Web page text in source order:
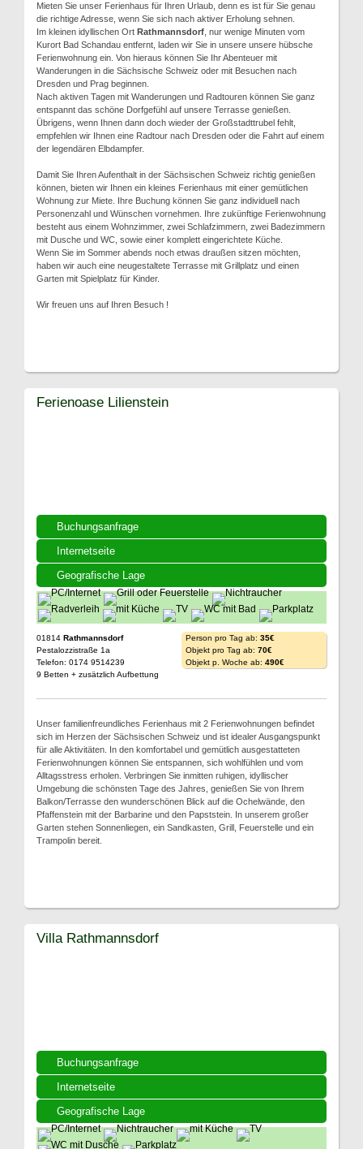
Mieten Sie unser Ferienhaus für Ihren Urlaub, denn es ist für Sie genau
die richtige Adresse, wenn Sie sich nach aktiver Erholung sehnen.
Im kleinen idyllischen Ort Rathmannsdorf , nur wenige Minuten vom
Kurort Bad Schandau entfernt, laden wir Sie in unsere unsere hübsche
Ferienwohnung ein. Von hieraus können Sie Ihr Abenteuer mit
Wanderungen in die Sächsische Schweiz oder mit Besuchen nach
Dresden und Prag beginnen.
Nach aktiven Tagen mit Wanderungen und Radtouren können Sie ganz
entspannt das schöne Dorfgefühl auf unsere Terrasse genießen.
Übrigens, wenn Ihnen dann doch wieder der Großstadttrubel fehlt,
empfehlen wir Ihnen eine Radtour nach Dresden oder die Fahrt auf einem
der legendären Elbdampfer.
Damit Sie Ihren Aufenthalt in der Sächsischen Schweiz richtig genießen
können, bieten wir Ihnen ein kleines Ferienhaus mit einer gemütlichen
Wohnung zur Miete. Ihre Buchung können Sie ganz individuell nach
Personenzahl und Wünschen vornehmen. Ihre zukünftige Ferienwohnung
besteht aus einem Wohnzimmer, zwei Schlafzimmern, zwei Badezimmern
mit Dusche und WC, sowie einer komplett eingerichtete Küche.
Wenn Sie im Sommer abends noch etwas draußen sitzen möchten,
haben wir auch eine neugestaltete Terrasse mit Grillplatz und einen
Garten mit Spielplatz für Kinder.
Wir freuen uns auf Ihren Besuch !
Buchungsanfrage
Internetseite
Geografische Lage
Ferienoase Lilienstein
01814 Rathmannsdorf
Pestalozzistraße 1a
Telefon: 0174 9514239
9 Betten + zusätzlich Aufbettung
Person pro Tag ab: 35€
Objekt pro Tag ab: 70€
Objekt p. Woche ab: 490€
Unser familienfreundliches Ferienhaus mit 2 Ferienwohnungen befindet
sich im Herzen der Sächsischen Schweiz und ist idealer Ausgangspunkt
für alle Aktivitäten. In den komfortabel und gemütlich ausgestatteten
Ferienwohnungen können Sie entspannen, sich wohlfühlen und vom
Alltagsstress erholen. Verbringen Sie inmitten ruhigen, idyllischer
Umgebung die schönsten Tage des Jahres, genießen Sie von Ihrem
Balkon/Terrasse den wunderschönen Blick auf die Ochelwände, den
Pfaffenstein mit der Barbarine und den Papststein. In unserem großer
Garten stehen Sonnenliegen, ein Sandkasten, Grill, Feuerstelle und ein
Trampolin bereit.
Buchungsanfrage
Internetseite
Geografische Lage
Villa Rathmannsdorf